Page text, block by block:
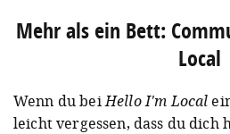
Mehr als ein Bett:
Local
Wenn du beiHello I'm Local
leicht vergessen, dass du dich